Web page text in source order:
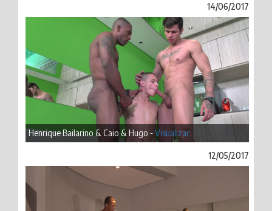
14/06/2017
Henrique Bailarino & Caio & Hugo -Visualizar
12/05/2017